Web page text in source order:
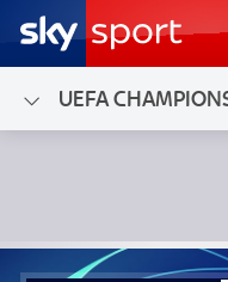
UEFA
Dinamo Zagreb -